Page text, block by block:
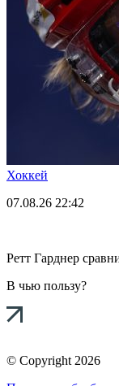
Хоккей
07.08.26 22:42
Ретт Гарднер
В чью пользу?
© Copyright 2026